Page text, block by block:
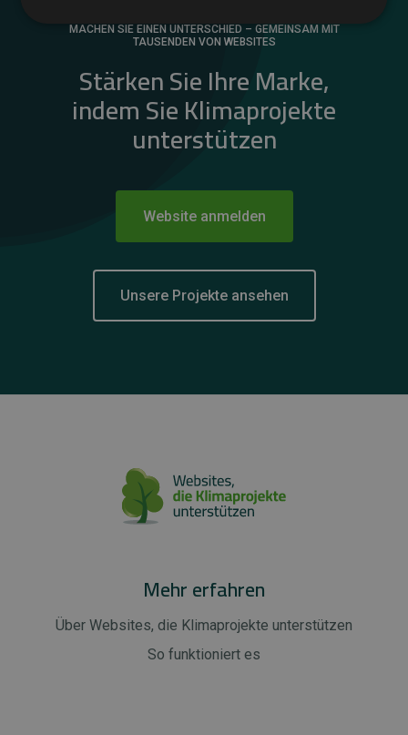
MACHEN SIE EINEN UNTERSCHIED – GEMEINSAM MIT
TAUSENDEN VON WEBSITES
Stärken Sie Ihre Marke,
indem Sie Klimaprojekte
unterstützen
Website anmelden
Unsere Projekte ansehen
Mehr erfahren
Über Websites, die Klimaprojekte unterstützen
So funktioniert es